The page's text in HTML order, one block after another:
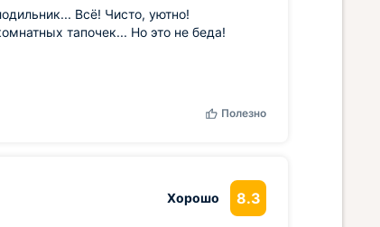
Всё! Чисто, уютно!
тапочек... Но это не беда!
Полезно
Хорошо 8.3